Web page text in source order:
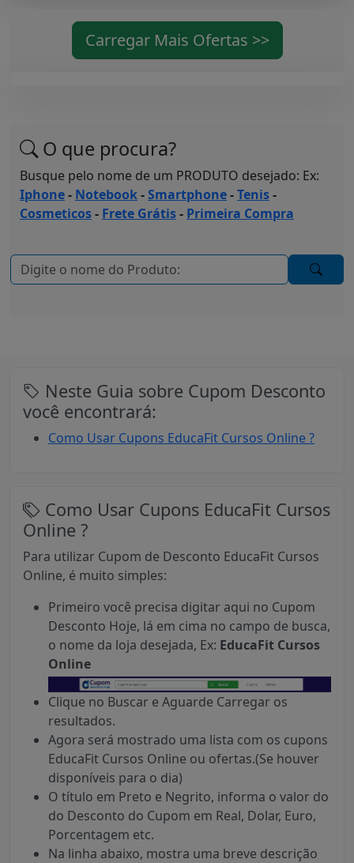
Carregar Mais Ofertas >>
O que procura?
Busque pelo nome de um PRODUTO desejado: Ex:
Iphone- Notebook-Smartphone-Tenis-
Cosmeticos- Frete Grátis- Primeira Compra
Neste Guia sobre Cupom Desconto
você encontrará:
Como Usar Cupons EducaFit Cursos Online ?
Como Usar Cupons EducaFit Cursos
Online ?
Para utilizar Cupom de Desconto EducaFit Cursos
Online, é muito simples:
Primeiro você precisa digitar aqui no Cupom
Desconto Hoje, lá em cima no campo de busca,
o nome da loja desejada, Ex: EducaFit Cursos
Online
Clique no Buscar e Aguarde Carregar os
resultados.
Agora será mostrado uma lista com os cupons
EducaFit Cursos Online ou ofertas.(Se houver
disponíveis para o dia)
O título em Preto e Negrito, informa o valor do
do Desconto do Cupom em Real, Dolar, Euro,
Porcentagem etc.
Na linha abaixo, mostra uma breve descrição